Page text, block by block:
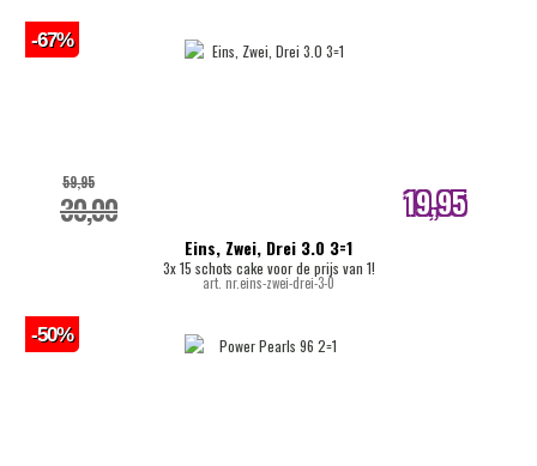
Eins, Zwei, Drei 3.0 3=1
3x 15 schots cake voor de prijs van 1!
art. nr.eins-zwei-drei-3-0
30,00
59,95 19,95
internetprijs
-67%
-50%